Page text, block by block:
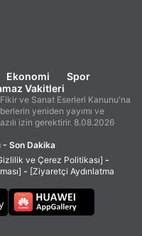
Ekonomi
Spor
Vakitleri
ve Sanat Eserleri Kanunu'na
yeniden yayımı ve
izin gerektirir. 8.08.2026
- Son Dakika
ve Çerez Politikası] -
- [Ziyaretçi Aydınlatma